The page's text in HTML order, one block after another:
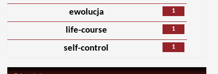
1
ewolucja
1
life-course
1
self-control